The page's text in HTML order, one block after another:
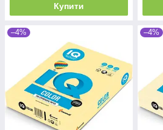
Купити
–4% –4%